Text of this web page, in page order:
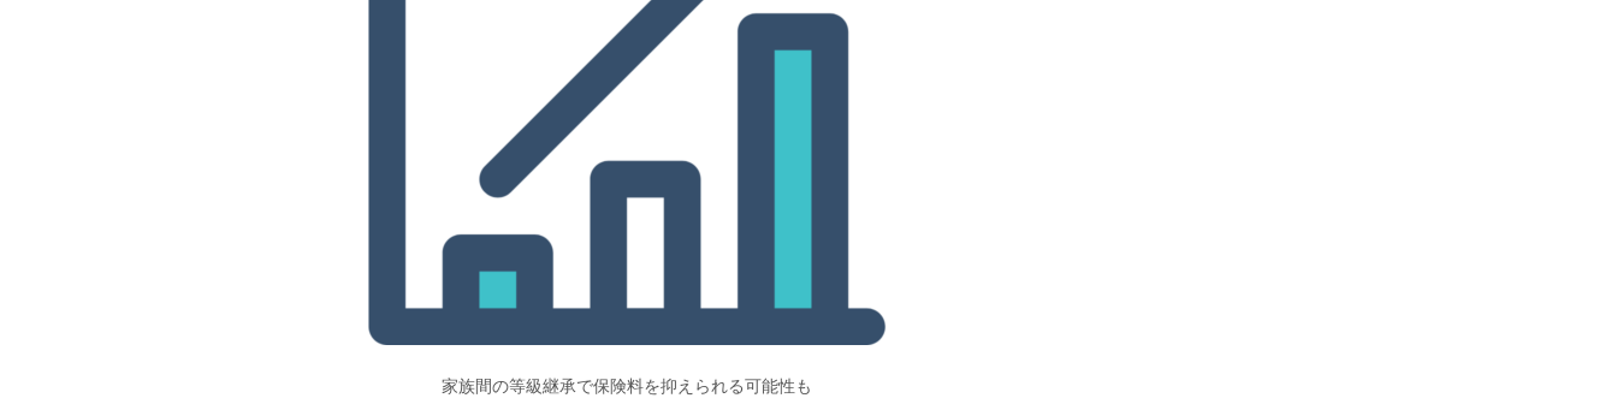
家族間の等級継承で保険料を抑えられる可能性も